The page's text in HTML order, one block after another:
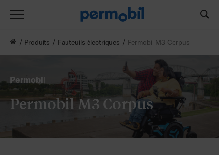
Permobil
Permobil M3 Corpus
Produits Fauteuils électriques Permobil M3 Corpus